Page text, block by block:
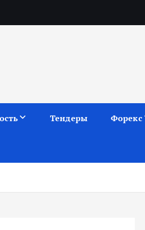
Тендеры Форекс